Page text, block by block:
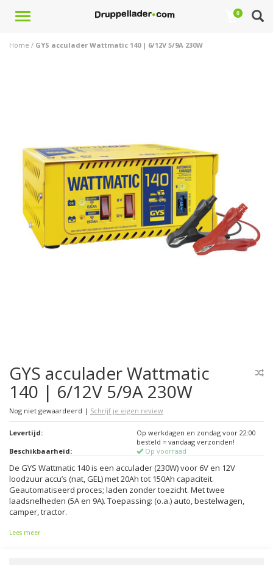
Toggle
0
Home / GYS acculader Wattmatic 140 | 6/12V 5/9A 230W
GYS acculader Wattmatic
140 | 6/12V 5/9A 230W
Nog niet gewaardeerd | Schrijf je eigen review
Levertijd:
Op werkdagen en zondag voor 22:00
besteld = vandaag verzonden!
Beschikbaarheid:
Op voorraad
De GYS Wattmatic 140 is een acculader (230W) voor 6V en 12V
loodzuur accu’s (nat, GEL) met 20Ah tot 150Ah capaciteit.
Geautomatiseerd proces; laden zonder toezicht. Met twee
laadsnelheden (5A en 9A). Toepassing: (o.a.) auto, bestelwagen,
camper, tractor.
Lees meer